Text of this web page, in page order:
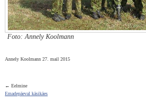
Foto: Annely Koolmann
Annely Koolmann 27. mail 2015
← Eelmine
Emadepäeval käsikäes